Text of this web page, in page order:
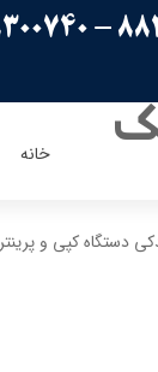
خانه
اپسون
کنون
دستگاه کپی و پرینتر